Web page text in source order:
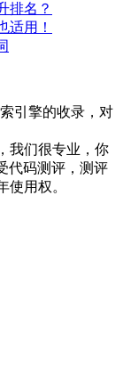
排名？
适用！
引擎的收录，对
我们很专业，你
代码测评，测评
使用权。